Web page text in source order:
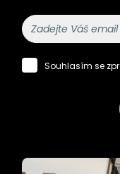
Souhlasím se